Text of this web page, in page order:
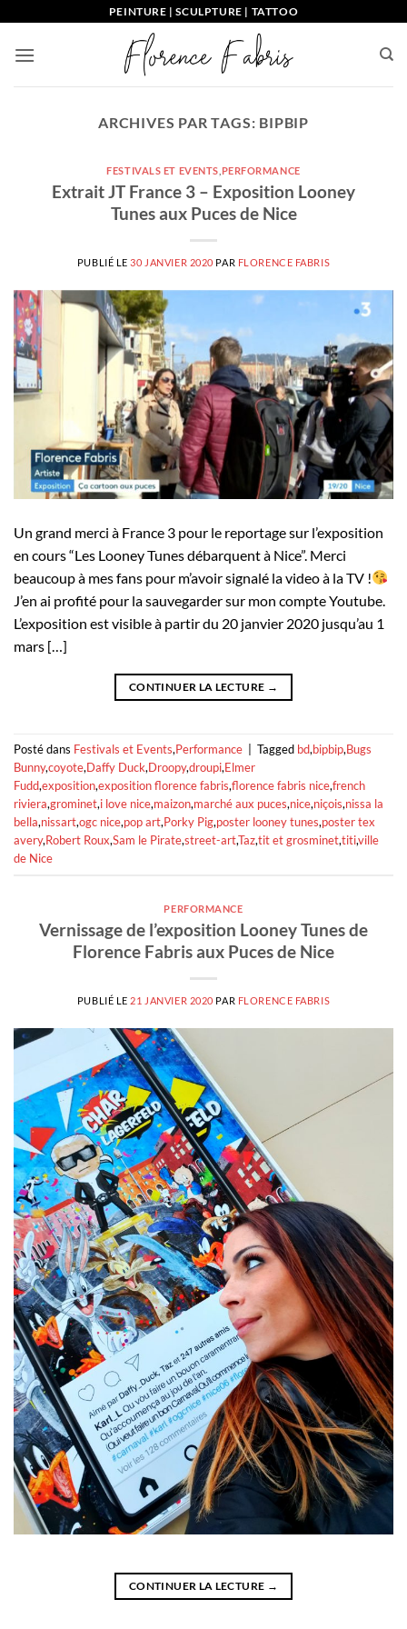
contenu
PEINTURE | SCULPTURE | TATTOO
ARCHIVES PAR TAGS: BIPBIP
FESTIVALS ET EVENTS PERFORMANCE
Extrait JT France 3 – Exposition Looney
Tunes aux Puces de Nice
PUBLIÉ LE 30 JANVIER 2020 PAR FLORENCE FABRIS
Un grand merci à France 3 pour le reportage sur l’exposition
en cours “Les Looney Tunes débarquent à Nice”. Merci
beaucoup à mes fans pour m’avoir signalé la video à la TV !
J’en ai profité pour la sauvegarder sur mon compte Youtube.
L’exposition est visible à partir du 20 janvier 2020 jusqu’au 1
mars […]
CONTINUER LA LECTURE →
Posté dans Festivals et Events,Performance Tagged bd,bipbip,Bugs
Bunny,coyote,Daffy Duck,Droopy,droupi,Elmer
Fudd,exposition,exposition florence fabris,florence fabris nice,french
riviera,grominet,i love nice,maizon,marché aux puces,nice,niçois,nissa la
bella,nissart,ogc nice,pop art,Porky Pig,poster looney tunes,poster tex
avery,Robert Roux,Sam le Pirate,street-art,Taz,tit et grosminet,titi,ville
de Nice
PERFORMANCE
Vernissage de l’exposition Looney Tunes de
Florence Fabris aux Puces de Nice
PUBLIÉ LE 21 JANVIER 2020 PAR FLORENCE FABRIS
CONTINUER LA LECTURE →